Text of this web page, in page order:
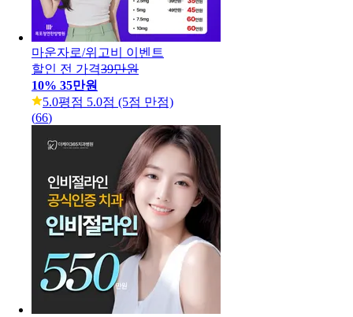
마운자로/위고비 이벤트
할인 전 가격39만원
10% 35만원
5.0평점 5.0점 (5점 만점)
(66)